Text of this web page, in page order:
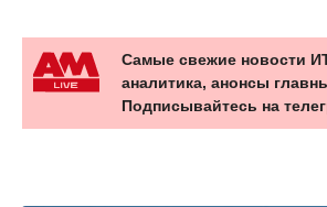
Самые свежие новости
аналитика, анонсы
Подписывайтесь на